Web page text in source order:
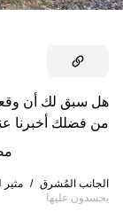
هل سبق لك أن
من فضلك أخبرنا
الجانب المُشرق /
يحسدون عليها